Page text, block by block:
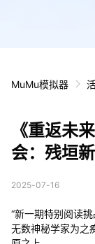
MuMu模拟器
《重返未
会：残垣
2025-07-16
“新一期特别阅读
无数神秘学家为之